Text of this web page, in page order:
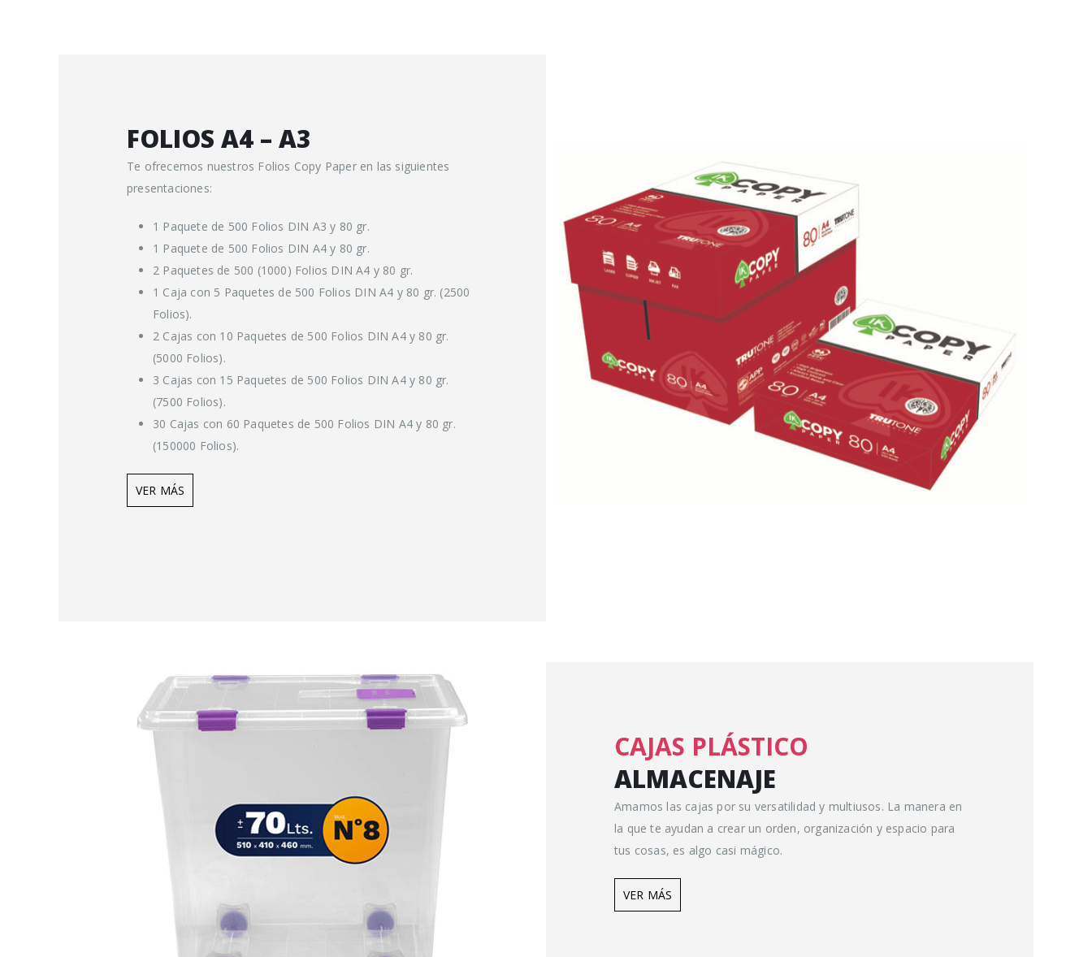
FOLIOS A4 – A3
Te ofrecemos nuestros Folios Copy Paper en las siguientes
presentaciones:
1 Paquete de 500 Folios DIN A3 y 80 gr.
1 Paquete de 500 Folios DIN A4 y 80 gr.
2 Paquetes de 500 (1000) Folios DIN A4 y 80 gr.
1 Caja con 5 Paquetes de 500 Folios DIN A4 y 80 gr. (2500
Folios).
2 Cajas con 10 Paquetes de 500 Folios DIN A4 y 80 gr.
(5000 Folios).
3 Cajas con 15 Paquetes de 500 Folios DIN A4 y 80 gr.
(7500 Folios).
30 Cajas con 60 Paquetes de 500 Folios DIN A4 y 80 gr.
(150000 Folios).
VER MÁS
CAJAS PLÁSTICO
ALMACENAJE
Amamos las cajas por su versatilidad y multiusos. La manera en
la que te ayudan a crear un orden, organización y espacio para
tus cosas, es algo casi mágico.
VER MÁS